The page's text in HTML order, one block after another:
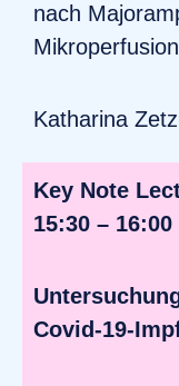
nach
Katharina
Key Note
15:30 – 16:00
Covid-19-